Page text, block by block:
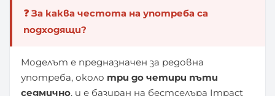
❓ За каква честота на употреба са
подходящи?
Моделът е предназначен за редовна
употреба, около три до четири пъти
седмично, и е базиран на бестселъра Impact